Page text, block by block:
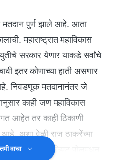
मतदान पुर्ण झाले आहे. आता
महाराष्ट्रात महाविकास
सरकार येणार याकडे सर्वांचे
इतर कोणाच्या हाती असणार
निवडणूक मतदानानंतर जे
काही जण महाविकास
आहेत तर काही ठिकाणी
आहे. अशा वेळी राज ठाकरेंच्या
आकडे एका एक्झिट पोलमधून
वाचा